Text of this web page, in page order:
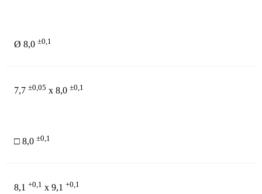
Ø 8,0 ±0,1
7,7 ±0,05 x 8,0 ±0,1
□ 8,0 ±0,1
8,1 +0,1 x 9,1 +0,1